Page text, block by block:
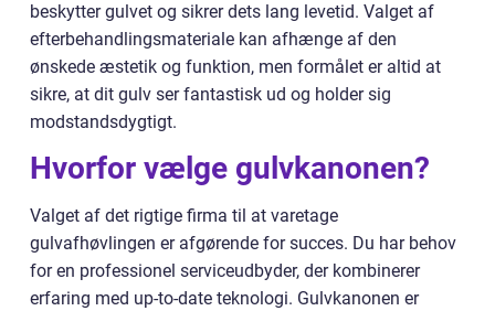
beskytter gulvet og sikrer dets lang levetid. Valget af
efterbehandlingsmateriale kan afhænge af den
ønskede æstetik og funktion, men formålet er altid at
sikre, at dit gulv ser fantastisk ud og holder sig
modstandsdygtigt.
Hvorfor vælge gulvkanonen?
Valget af det rigtige firma til at varetage
gulvafhøvlingen er afgørende for succes. Du har behov
for en professionel serviceudbyder, der kombinerer
erfaring med up-to-date teknologi. Gulvkanonen er